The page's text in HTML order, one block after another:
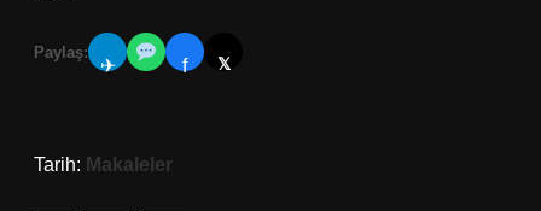
Paylaş:
✈ f 𝕏
Tarih: Makaleler